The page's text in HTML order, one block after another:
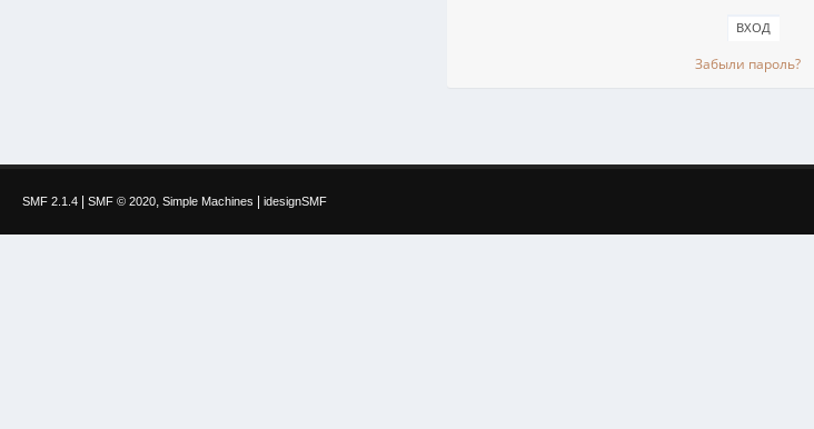
Забыли пароль?
SMF 2.1.4 SMF © 2020, Simple Machines idesignSMF